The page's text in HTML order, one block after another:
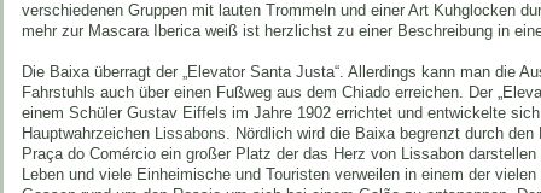
verschiedenen Gruppen mit lauten Trommeln und einer Art Kuhglocken
mehr zur Mascara Iberica weiß ist herzlichst zu einer Beschreibung in
Die Baixa überragt der „Elevator Santa Justa“. Allerdings kann man die
Fahrstuhls auch über einen Fußweg aus dem Chiado erreichen. Der
einem Schüler Gustav Eiffels im Jahre 1902 errichtet und entwickelte
Hauptwahrzeichen Lissabons. Nördlich wird die Baixa begrenzt durch
Praça do Comércio ein großer Platz der das Herz von Lissabon
Leben und viele Einheimische und Touristen verweilen in einem der